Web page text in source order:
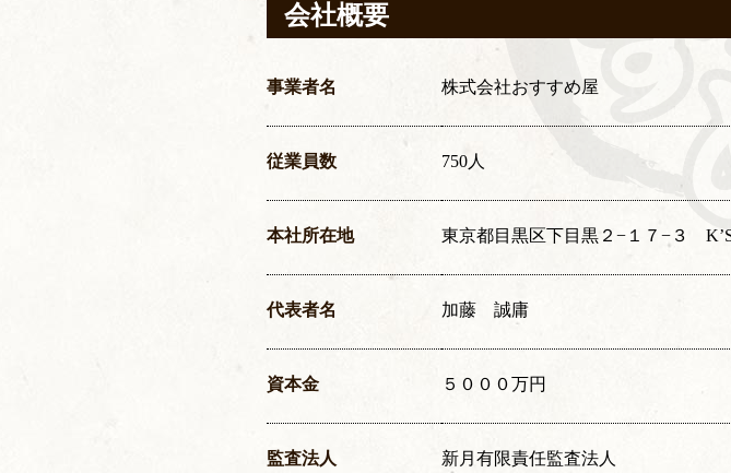
会社概要
事業者名 株式会社おすすめ屋
従業員数 750人
本社所在地 東京都目黒区下目黒２−１７−３
代表者名 加藤 誠庸
資本金 ５０００万円
監査法人 新月有限責任監査法人